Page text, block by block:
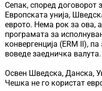
Сепак, според договорот
Европската унија,
еврото. Нема рок за ова,
програмата за
конвергенција (ERM II),
воведе заедничка валута.
Освен Шведска, Данска,
Чешка не го користат